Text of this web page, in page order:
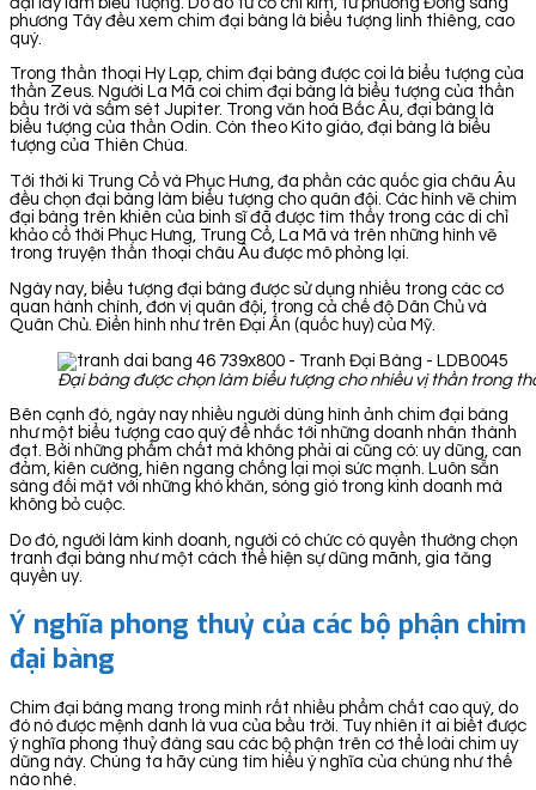
phương Tây đều xem chim đại bàng là biểu tượng linh thiêng, cao
quý.
Trong thần thoại Hy Lạp, chim đại bàng được coi là biểu tượng của
thần Zeus. Người La Mã coi chim đại bàng là biểu tượng của thần
bầu trời và sấm sét Jupiter. Trong văn hoá Bắc Âu, đại bàng là
biểu tượng của thần Odin. Còn theo Kito giáo, đại bàng là biểu
tượng của Thiên Chúa.
Tới thời kì Trung Cổ và Phục Hưng, đa phần các quốc gia châu Âu
đều chọn đại bàng làm biểu tượng cho quân đội. Các hình vẽ chim
đại bàng trên khiên của binh sĩ đã được tìm thấy trong các di chỉ
khảo cổ thời Phục Hưng, Trung Cổ, La Mã và trên những hình vẽ
trong truyện thần thoại châu Âu được mô phỏng lại.
Ngày nay, biểu tượng đại bàng được sử dụng nhiều trong các cơ
quan hành chính, đơn vị quân đội, trong cả chế độ Dân Chủ và
Quân Chủ. Điển hình như trên Đại Ấn (quốc huy) của Mỹ.
Đại bàng được chọn làm biểu tượng cho nhiều vị thần trong
Bên cạnh đó, ngày nay nhiều người dùng hình ảnh chim đại bàng
như một biểu tượng cao quý để nhắc tới những doanh nhân thành
đạt. Bởi những phẩm chất mà không phải ai cũng có: uy dũng, can
đảm, kiên cường, hiên ngang chống lại mọi sức mạnh. Luôn sẵn
sàng đối mặt với những khó khăn, sóng gió trong kinh doanh mà
không bỏ cuộc.
Do đó, người làm kinh doanh, người có chức có quyền thường chọn
tranh đại bàng như một cách thể hiện sự dũng mãnh, gia tăng
quyền uy.
Ý nghĩa phong thuỷ của các bộ phận chim
đại bàng
Chim đại bàng mang trong mình rất nhiều phẩm chất cao quý, do
đó nó được mệnh danh là vua của bầu trời. Tuy nhiên ít ai biết được
ý nghĩa phong thuỷ đàng sau các bộ phận trên cơ thể loài chim uy
dũng này. Chúng ta hãy cùng tìm hiểu ý nghĩa của chúng như thế
nào nhé.